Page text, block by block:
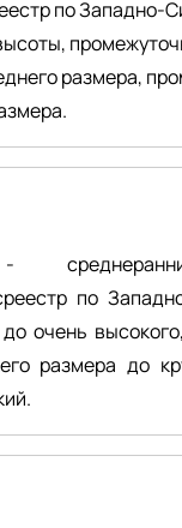
по Западно-
размера,
по
очень
размера до